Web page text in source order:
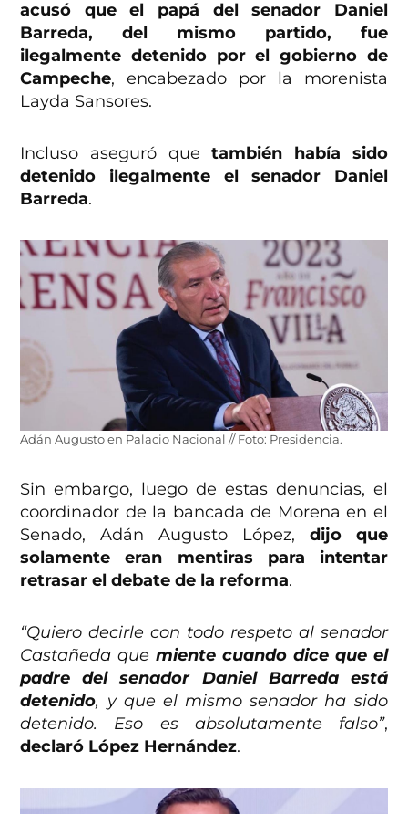
acusó que el papá del senador Daniel
Barreda, del mismo partido, fue
ilegalmente detenido por el gobierno de
Campeche, encabezado por la morenista
Layda Sansores.
Incluso aseguró que también había sido
detenido ilegalmente el senador Daniel
Barreda.
Adán Augusto en Palacio Nacional // Foto: Presidencia.
Sin embargo, luego de estas denuncias, el
coordinador de la bancada de Morena en el
Senado, Adán Augusto López, dijo que
solamente eran mentiras para intentar
retrasar el debate de la reforma.
“Quiero decirle con todo respeto al senador
Castañeda que miente cuando dice que el
padre del senador Daniel Barreda está
detenido, y que el mismo senador ha sido
detenido. Eso es absolutamente falso”,
declaró López Hernández.